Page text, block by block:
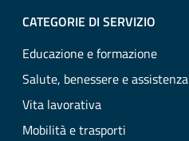
CATEGORIE DI SERVIZIO
Educazione e formazione
Salute, benessere e assistenza
Vita lavorativa
Mobilità e trasporti